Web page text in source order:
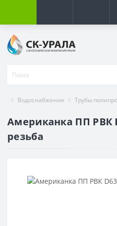
Водоснабжение Трубы
Американка ПП РВК
резьба